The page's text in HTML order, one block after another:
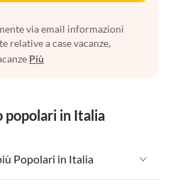
via email informazioni
relative a case vacanze,
Più
popolari in Italia
Popolari in Italia